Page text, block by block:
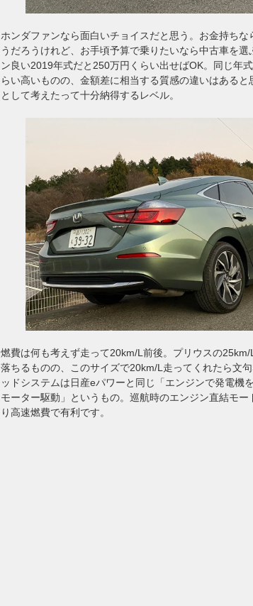
ホンダファンなら面白いチョイスだと思う。お金持ち
うだろうけれど、お手頃予算で乗りたいなら中古車を選
ン良い2019年式だと250万円くらい出せばOK。同じ年
らい高いものの、金額差に相当する質感の違いはあると
として考えたって十分納得するレベル。
燃費は何も考えず走って20km/L前後。プリウスの
落ちるものの、このサイズで20km/L走ってくれたら文
ッドシステムは日産eパワーと同じ「エンジンで発電機
モーター駆動」というもの。巡航時のエンジン直結モー
り高速燃費で有利です。